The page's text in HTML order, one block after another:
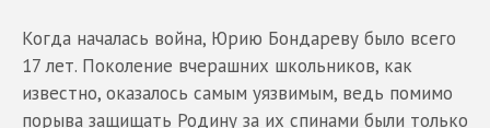
Когда началась война, Юрию Бондареву было всего
17 лет. Поколение вчерашних школьников, как
известно, оказалось самым уязвимым, ведь помимо
порыва защищать Родину за их спинами были только